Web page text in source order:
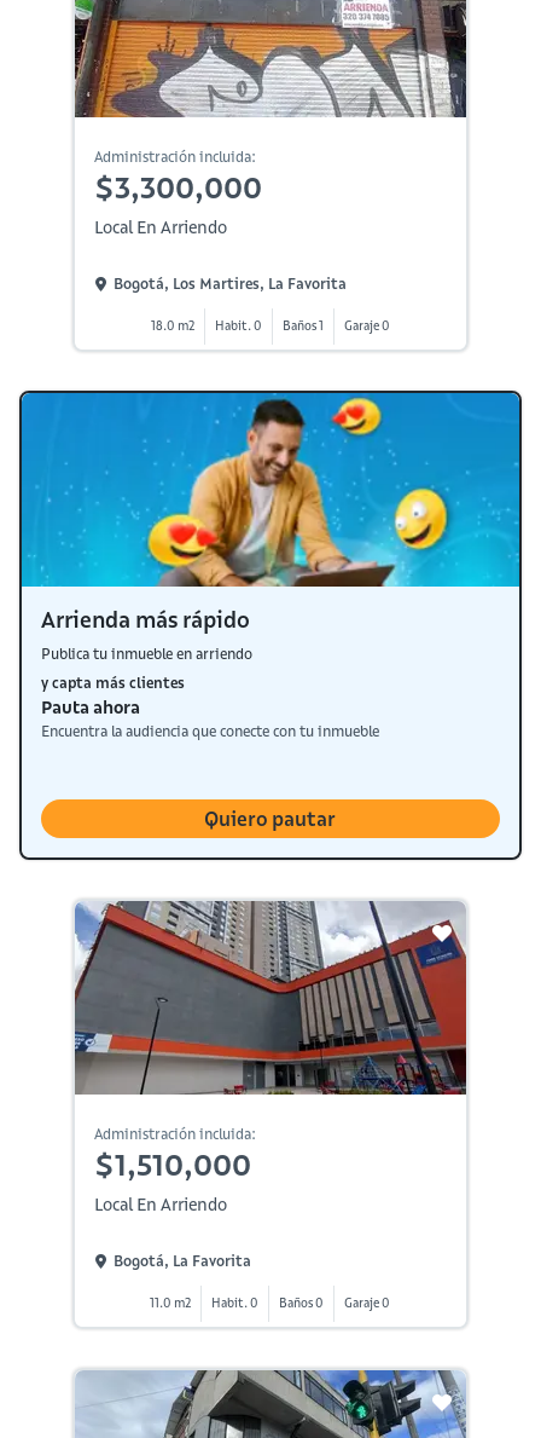
Administración incluida:
$3,300,000
Local En Arriendo
Bogotá, Los Martires, La Favorita
18.0 m2 Habit. 0 Baños 1 Garaje 0
Arrienda más rápido
Publica tu inmueble en arriendo
y capta más clientes
Pauta ahora
Encuentra la audiencia que conecte con tu inmueble
Quiero pautar
Administración incluida:
$1,510,000
Local En Arriendo
Bogotá, La Favorita
11.0 m2 Habit. 0 Baños 0 Garaje 0